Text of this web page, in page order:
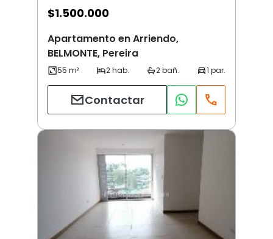
$1.500.000
Apartamento en Arriendo,
BELMONTE, Pereira
Contactar